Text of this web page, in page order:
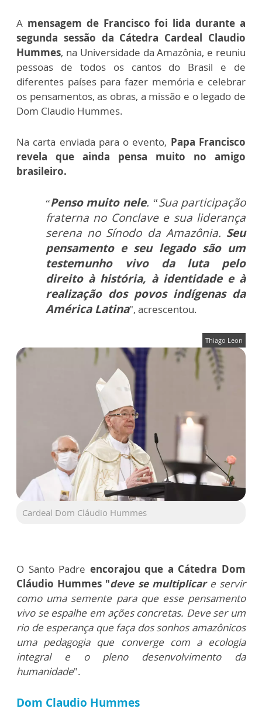
A mensagem de Francisco foi lida durante a
segunda sessão da Cátedra Cardeal Claudio
Hummes, na Universidade da Amazônia, e reuniu
pessoas de todos os cantos do Brasil e de
diferentes países para fazer memória e celebrar
os pensamentos, as obras, a missão e o legado de
Dom Claudio Hummes.
Na carta enviada para o evento, Papa Francisco
revela que ainda pensa muito no amigo
brasileiro.
“Penso muito nele. “Sua participação
fraterna no Conclave e sua liderança
serena no Sínodo da Amazônia. Seu
pensamento e seu legado são um
testemunho vivo da luta pelo
direito à história, à identidade e à
realização dos povos indígenas da
América Latina", acrescentou.
Thiago Leon
Cardeal Dom Cláudio Hummes
O Santo Padre encorajou que a Cátedra Dom
Cláudio Hummes "deve se multiplicar e servir
como uma semente para que esse pensamento
vivo se espalhe em ações concretas. Deve ser um
rio de esperança que faça dos sonhos amazônicos
uma pedagogia que converge com a ecologia
integral e o pleno desenvolvimento da
humanidade".
Dom Claudio Hummes